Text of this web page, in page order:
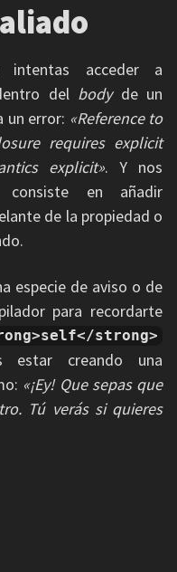
intentas acceder a
del bodyde un
un error: «Reference to
requires explicit
explicit». Y nos
en añadir
de la propiedad o
especie de aviso o de
para recordarte
strong>
estar creando una
«¡Ey! Que sepas que
Tú verás si quieres